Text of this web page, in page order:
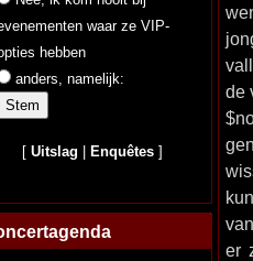
waar ze VIP-
hebben
anders, namelijk:
[Uitslag Enquêtes ]
de
er